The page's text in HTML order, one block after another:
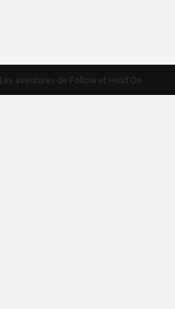
Les aventures de Follow et Hold'On